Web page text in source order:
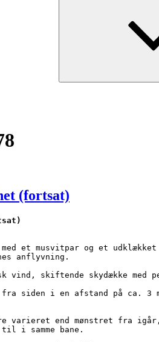
(fortsat)
anflyvning.
i samme bane.